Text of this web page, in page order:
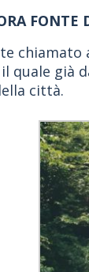
quale
città.